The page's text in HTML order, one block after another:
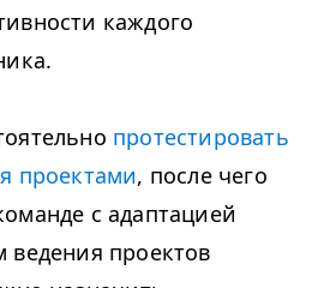
каждого
протестировать
проектами, после чего
с адаптацией
проектов